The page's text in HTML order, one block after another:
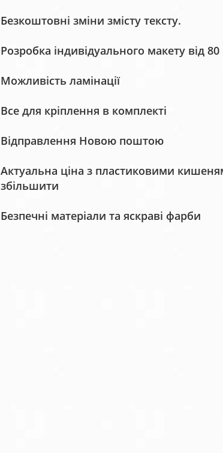
Безкоштовні зміни змісту тексту.
Розробка індивідуального макету від 80
Можливість ламінації
Все для кріплення в комплекті
Відправлення Новою поштою
Актуальна ціна з пластиковими
збільшити
Безпечні матеріали та яскраві фарби